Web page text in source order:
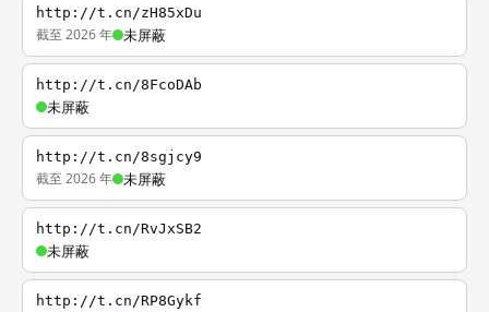
http://t.cn/zH85xDu
截至 2026 年 未屏蔽
http://t.cn/8FcoDAb
未屏蔽
http://t.cn/8sgjcy9
截至 2026 年 未屏蔽
http://t.cn/RvJxSB2
未屏蔽
http://t.cn/RP8Gykf